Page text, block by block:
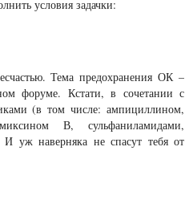
условия задачки:
Тема предохранения ОК –
форуме. Кстати, в сочетании с
(в том числе: ампициллином,
В, сульфаниламидами,
уж наверняка не спасут тебя от